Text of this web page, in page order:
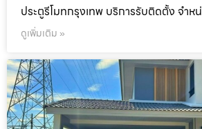
ประตูรีโมทกรุงเทพ บริการรับติดตั้ง จำหน่
ดูเพิ่มเติม »